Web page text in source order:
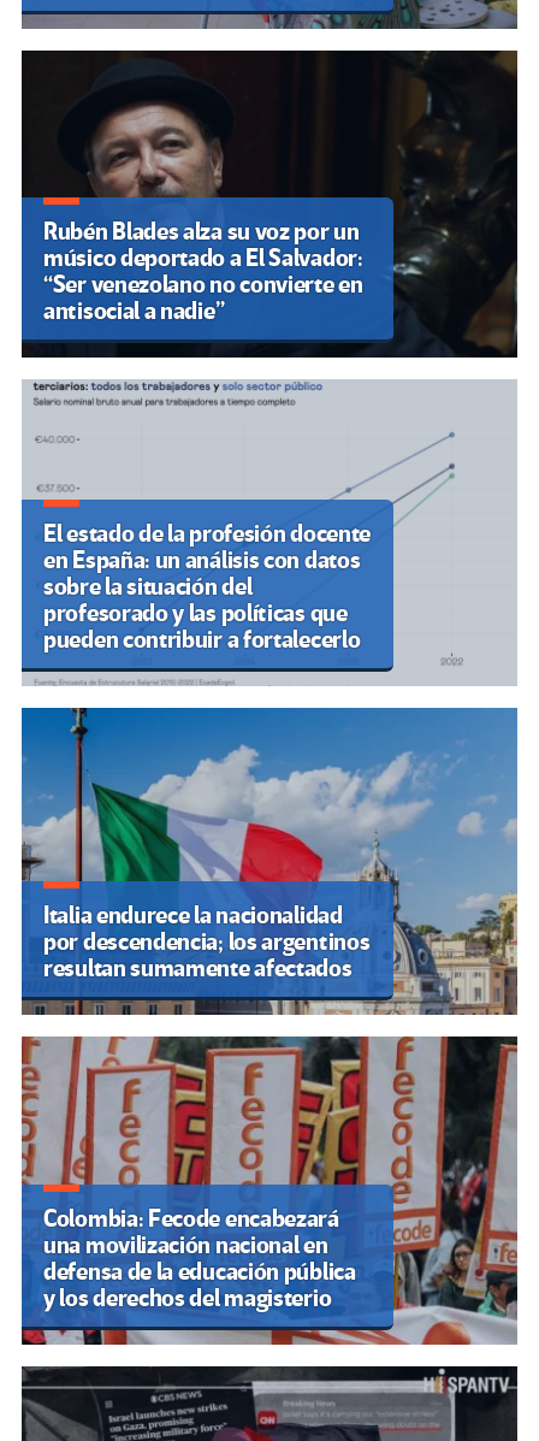
Rubén Blades alza su voz por un
músico deportado a El Salvador:
“Ser venezolano no convierte en
antisocial a nadie”
El estado de la profesión docente
en España: un análisis con datos
sobre la situación del
profesorado y las políticas que
pueden contribuir a fortalecerlo
Italia endurece la nacionalidad
por descendencia; los argentinos
resultan sumamente afectados
Colombia: Fecode encabezará
una movilización nacional en
defensa de la educación pública
y los derechos del magisterio